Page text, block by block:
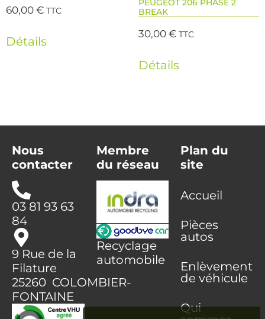
60,00€ TTC
Détails
BREAK
30,00€ TTC
Détails
Nous
contacter
03 81 93 63
84
9 Rue de la
Filature
25260 COLOMBIER-
FONTAINE
Membre
du réseau
Recyclage
automobile
Plan du
site
Accueil
Pièces
autos
Enlèvement
de véhicule
Qui